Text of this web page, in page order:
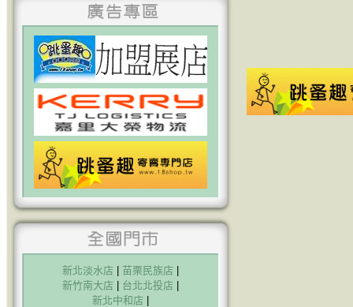
新北淡水店 苗栗民族店
新竹南大店
台北北投店
新北中和店